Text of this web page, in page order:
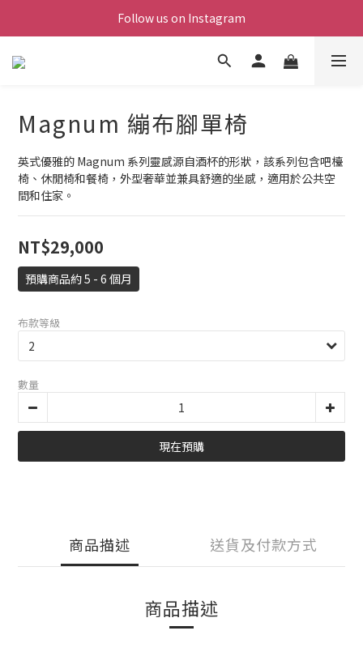
Follow us on Instagram
Magnum 繃布腳單椅
英式優雅的 Magnum 系列靈感源自酒杯的形狀，該系列包含吧檯
椅、休閒椅和餐椅，外型奢華並兼具舒適的坐感，適用於公共空
間和住家。
NT$29,000
預購商品約 5 - 6 個月
布款等級
數量
現在預購
商品描述 送貨及付款方式
商品描述